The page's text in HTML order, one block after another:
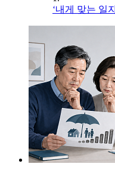
‘내게 맞는 일